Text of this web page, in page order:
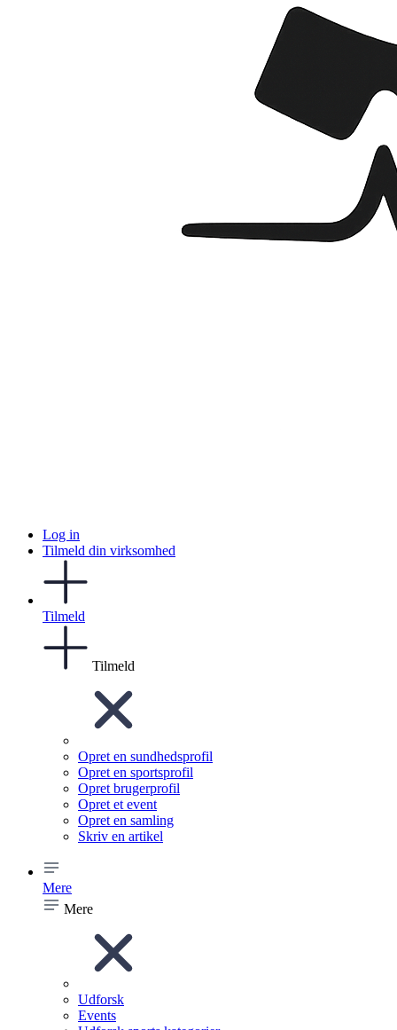
Log in
Tilmeld din virksomhed
Tilmeld
Tilmeld
Opret en sundhedsprofil
Opret en sportsprofil
Opret brugerprofil
Opret et event
Opret en samling
Skriv en artikel
Mere
Mere
Udforsk
Events